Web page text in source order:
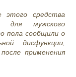
этого средства
для мужского
пола сообщили о
дисфункции,
применения